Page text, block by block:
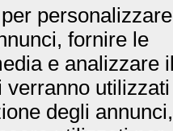
personalizzare
fornire le
e analizzare
verranno utilizzati
degli annunci,